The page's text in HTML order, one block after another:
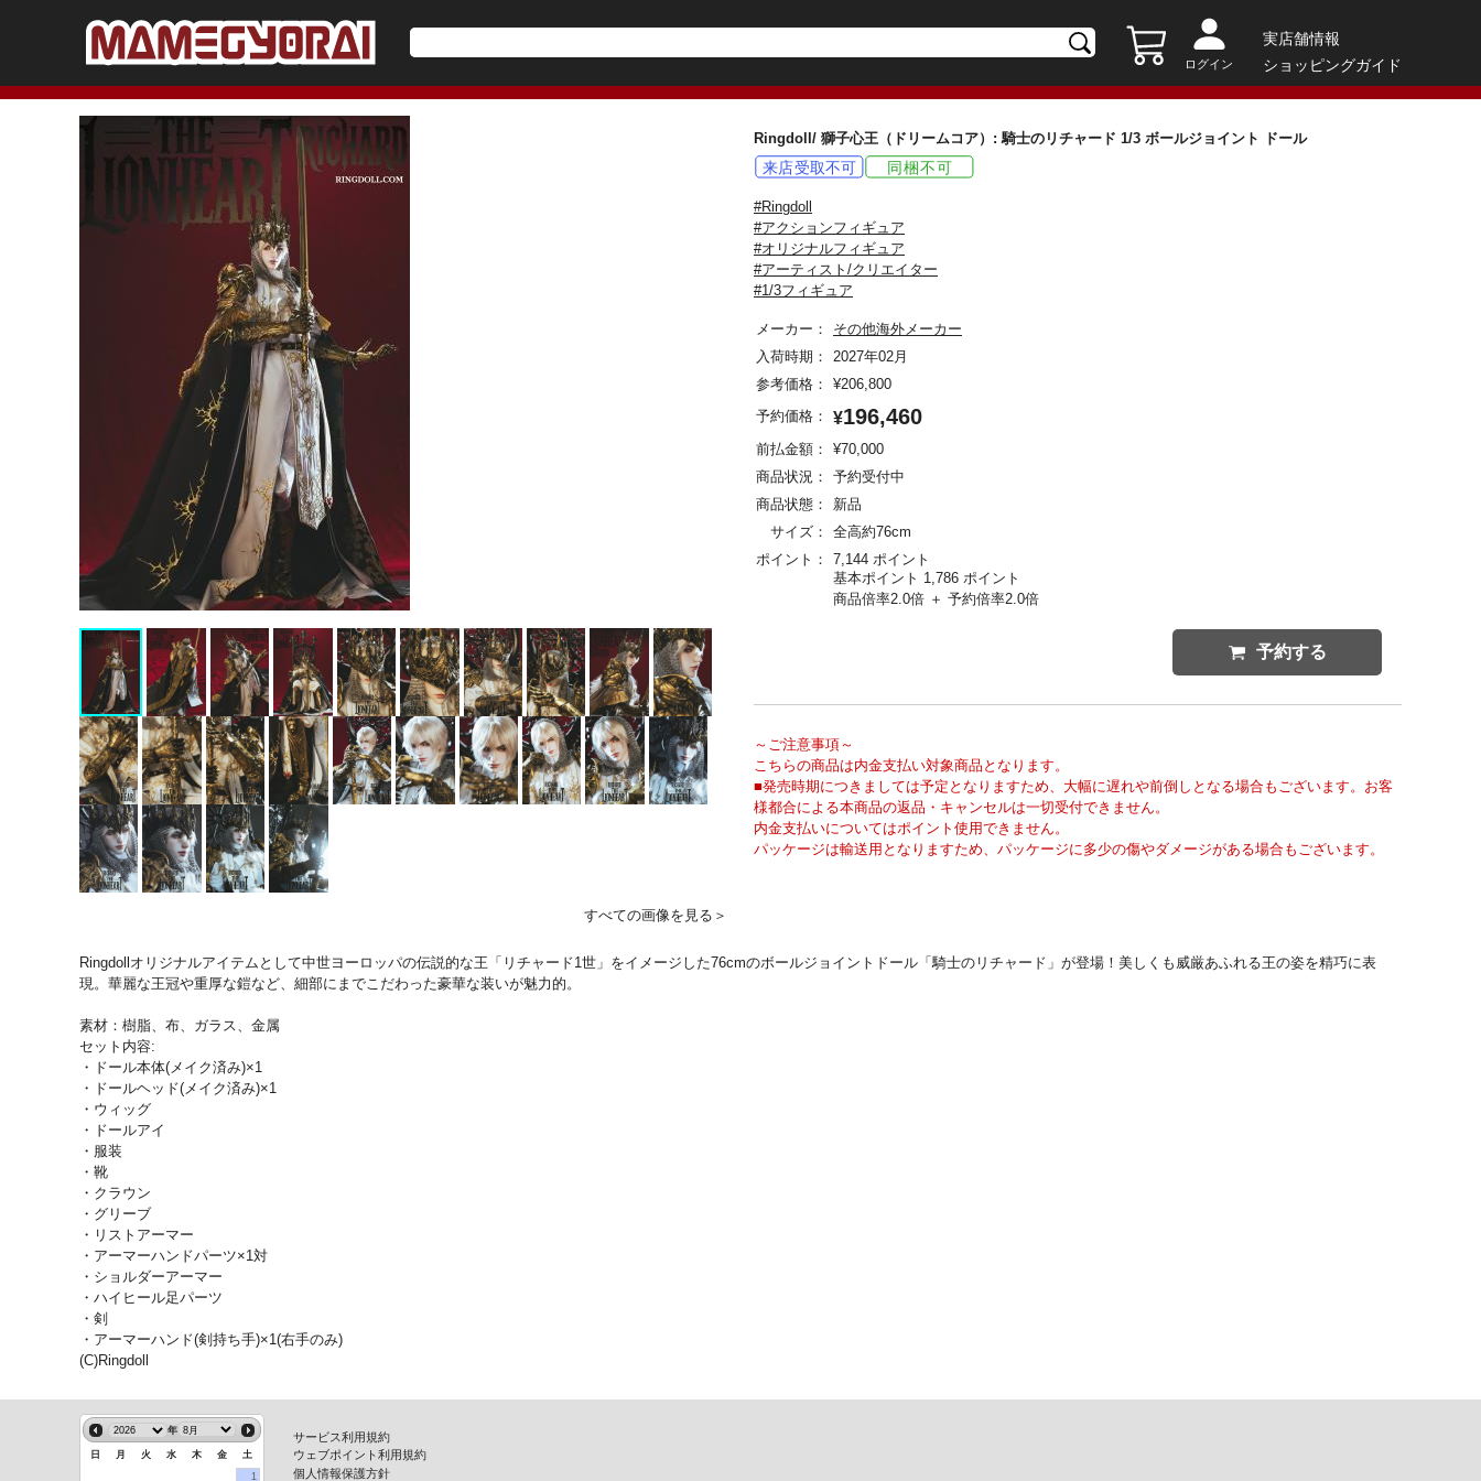
ログイン
実店舗情報
ショッピングガイド
すべての画像を見る＞
Ringdoll/ 獅子心王（ドリームコア）: 騎士のリチャード 1/3 ボールジョイント ドール
#Ringdoll
#アクションフィギュア
#オリジナルフィギュア
#アーティスト/クリエイター
#1/3フィギュア
メーカー：
その他海外メーカー
入荷時期：
2027年02月
参考価格：
¥206,800
予約価格：
¥196,460
前払金額： ¥70,000
商品状況：
予約受付中
商品状態：
新品
サイズ：
全高約76cm
ポイント：
7,144 ポイント
基本ポイント 1,786 ポイント
商品倍率2.0倍 ＋ 予約倍率2.0倍
予約する
～ご注意事項～
こちらの商品は内金支払い対象商品となります。
■発売時期につきましては予定となりますため、大幅に遅れや前倒しとなる場合もございます。お客
様都合による本商品の返品・キャンセルは一切受付できません。
内金支払いについてはポイント使用できません。
パッケージは輸送用となりますため、パッケージに多少の傷やダメージがある場合もございます。
Ringdollオリジナルアイテムとして中世ヨーロッパの伝説的な王「リチャード1世」をイメージした76cmのボールジョイントドール「騎士のリチャード」が登場！美しくも威厳あふれる王の姿を精巧に表
現。華麗な王冠や重厚な鎧など、細部にまでこだわった豪華な装いが魅力的。
素材：樹脂、布、ガラス、金属
セット内容:
・ドール本体(メイク済み)×1
・ドールヘッド(メイク済み)×1
・ウィッグ
・ドールアイ
・服装
・靴
・クラウン
・グリーブ
・リストアーマー
・アーマーハンドパーツ×1対
・ショルダーアーマー
・ハイヒール足パーツ
・剣
・アーマーハンド(剣持ち手)×1(右手のみ)
(C)Ringdoll
年
日 月 火 水 木 金
土
1
サービス利用規約
ウェブポイント利用規約
個人情報保護方針